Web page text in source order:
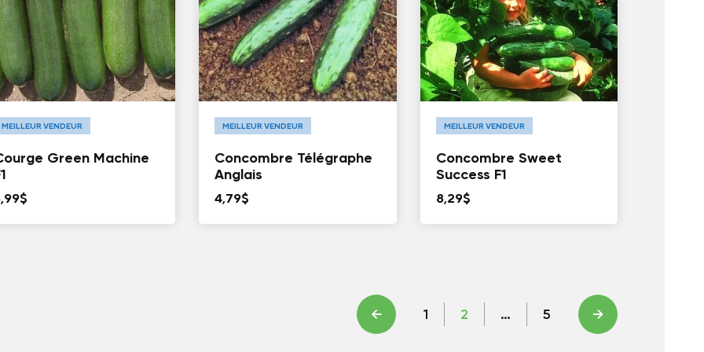
MEILLEUR VENDEUR
Green Machine
$
MEILLEUR VENDEUR
Concombre Télégraphe
Anglais
4,79$
MEILLEUR VENDEUR
Concombre Sweet
Success F1
8,29$
← 1 2 … 5 →